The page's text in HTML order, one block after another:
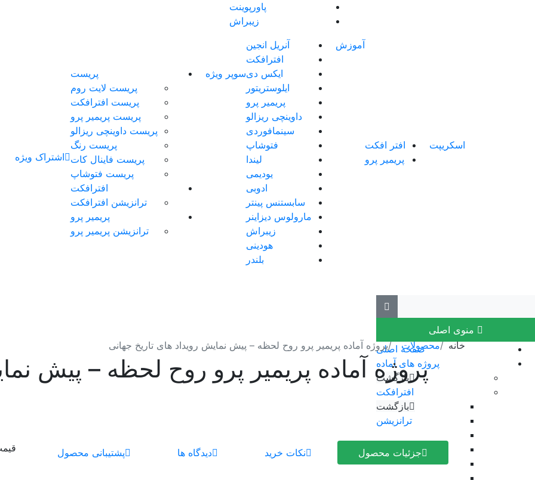
پاورپوینت
زیبراش
اسکریپت
افتر افکت
پریمیر پرو
آموزش
آنریل انجین
افترافکت
ایکس دی
ایلوستریتور
پریمیر پرو
داوینچی ریزالو
سینمافوردی
فتوشاپ
لیندا
یودیمی
ادوبی
سابستنس پینتر
مارولوس دیزاینر
زیبراش
هودینی
بلندر
سوپر ویژه
پریست
پریست لایت روم
پریست افترافکت
پریست پریمیر پرو
پریست داوینچی ریزالو
پریست رنگ
پریست فاینال کات
پریست فتوشاپ
افترافکت
ترانزیشن افترافکت
پریمیر پرو
ترانزیشن پریمیر پرو
اشتراک ویژه
منوی اصلی
صفحه اصلی
پروژه های آماده
بازگشت
افترافکت
بازگشت
ترانزیشن
افتتاحیه
پرزنتیشن
خانه محصولات پروژه آماده پریمیر پرو روح لحظه – پیش نمایش رویداد های تاریخ جهانی
پروژه آماده پریمیر پرو روح لحظه – پیش
جزئیات محصول نکات خرید دیدگاه ها پشتیبانی محصول